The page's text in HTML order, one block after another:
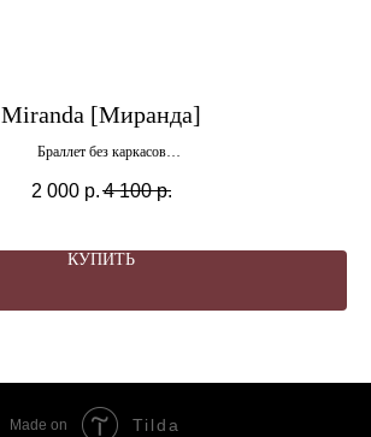
Miranda [Миранда]
Браллет без каркасов
2 000 р. 4 100 р.
КУПИТЬ
Made on Tilda